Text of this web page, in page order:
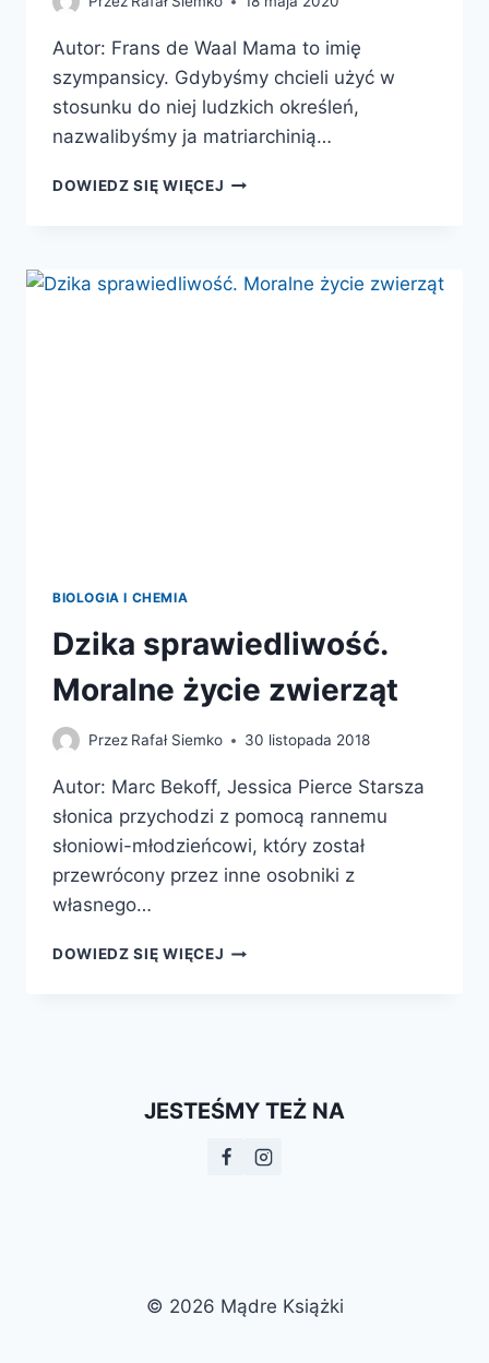
Autor: Frans de Waal Mama to imię
szympansicy. Gdybyśmy chcieli użyć w
stosunku do niej ludzkich określeń,
nazwalibyśmy ja matriarchinią…
DOWIEDZ SIĘ WIĘCEJ OSTATNI
ZWIERZĄT
I
BIOLOGIA I CHEMIA
Dzika sprawiedliwość.
Moralne życie zwierząt
Przez Rafał Siemko 30 listopada 2018
Autor: Marc Bekoff, Jessica Pierce Starsza
słonica przychodzi z pomocą rannemu
słoniowi-młodzieńcowi, który został
przewrócony przez inne osobniki z
własnego…
DOWIEDZ SIĘ WIĘCEJ DZIKA
JESTEŚMY TEŻ NA
© 2026 Mądre Książki